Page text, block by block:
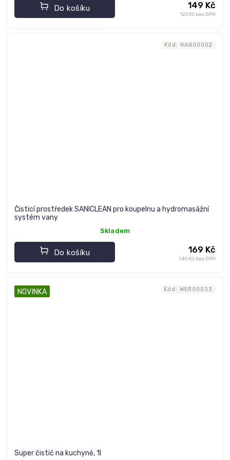
123 Kč bez DPH
149 Kč
Do košíku
Čisticí prostředek SANICLEAN pro koupelnu a hydromasážní
systém vany
Skladem
140 Kč bez DPH
169 Kč
Do košíku
Kód: NAN00002
NOVINKA
Super čistič na kuchyně, 1l
Kód: WER00033